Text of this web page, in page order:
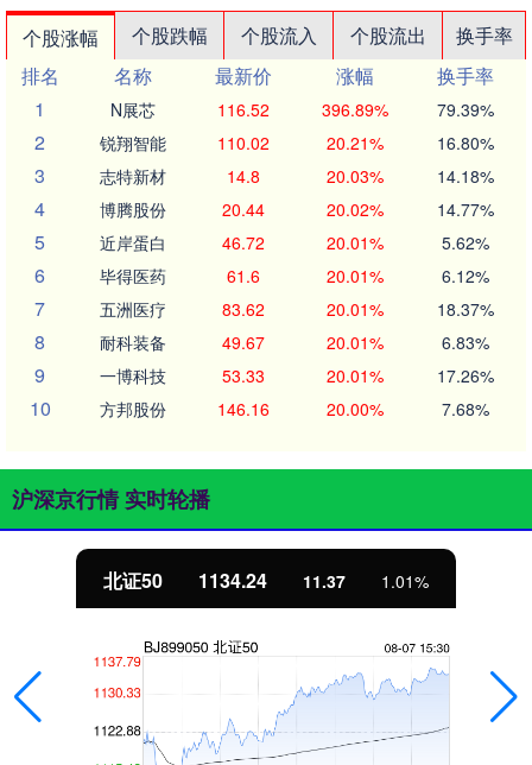
个股涨幅 个股跌幅 个股流入 个股流出
换手率
排名
名称 最新价 涨幅
换手率
1
N展芯 116.52 396.89% 79.39%
2 锐翔智能 110.02 20.21% 16.80%
3 志特新材 14.8 20.03% 14.18%
4 博腾股份 20.44 20.02% 14.77%
5 近岸蛋白 46.72 20.01% 5.62%
6 毕得医药 61.6 20.01% 6.12%
7 五洲医疗 83.62 20.01% 18.37%
8 耐科装备 49.67 20.01% 6.83%
9 一博科技 53.33 20.01% 17.26%
10 方邦股份 146.16 20.00% 7.68%
沪深京行情 实时轮播
北证50 1134.24 11.37 1.01%